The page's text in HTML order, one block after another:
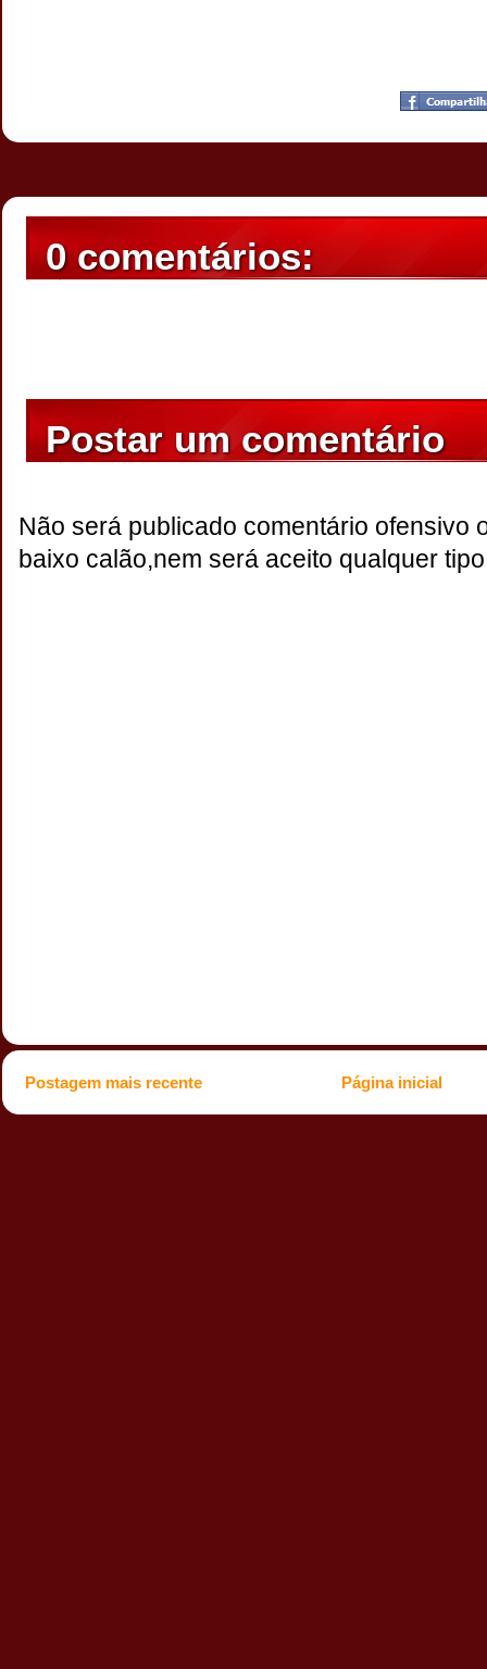
19:45
0 comentários:
Postar um comentário
Não será publicado comentário ofensivo
baixo calão,nem será aceito qualquer
Postagem mais recente Página inicial